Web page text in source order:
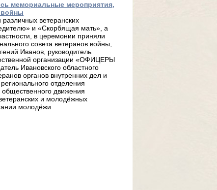
мемориальные мероприятия,
войны
ветеранских
и «Скорбящая мать», а
в церемонии приняли
совета ветеранов войны,
Иванов, руководитель
организации «ОФИЦЕРЫ
Ивановского областного
органов внутренних дел и
отделения
общественного движения
и молодёжных
молодёжи